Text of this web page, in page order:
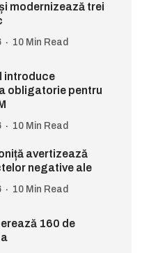
modernizează trei
10 Min Read
introduce
obligatorie pentru
10 Min Read
avertizează
negative ale
10 Min Read
160 de